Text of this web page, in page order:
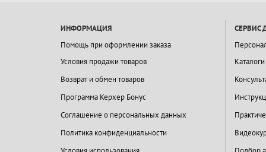
ИНФОРМАЦИЯ
Помощь при оформлении заказа
Условия продажи товаров
Возврат и обмен товаров
Программа Керхер Бонус
Соглашение о персональных данных
Политика конфиденциальности
СЕРВИС